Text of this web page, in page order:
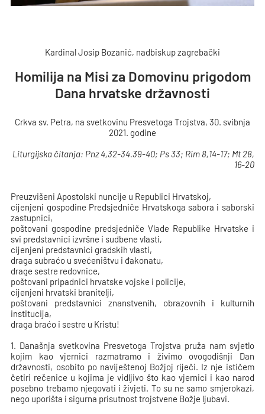
Kardinal Josip Bozanić, nadbiskup zagrebački
Homilija na Misi za Domovinu prigodom
Dana hrvatske državnosti
Crkva sv. Petra, na svetkovinu Presvetoga Trojstva, 30. svibnja
2021. godine
Liturgijska čitanja: Pnz 4,32-34.39-40; Ps 33; Rim 8,14-17; Mt 28,
16-20
Preuzvišeni Apostolski nuncije u Republici Hrvatskoj,
cijenjeni gospodine Predsjedniče Hrvatskoga sabora i saborski
zastupnici,
poštovani gospodine predsjedniče Vlade Republike Hrvatske i
svi predstavnici izvršne i sudbene vlasti,
cijenjeni predstavnici gradskih vlasti,
draga subraćo u svećeništvu i đakonatu,
drage sestre redovnice,
poštovani pripadnici hrvatske vojske i policije,
cijenjeni hrvatski branitelji,
poštovani predstavnici znanstvenih, obrazovnih i kulturnih
institucija,
draga braćo i sestre u Kristu!
1. Današnja svetkovina Presvetoga Trojstva pruža nam svjetlo
kojim kao vjernici razmatramo i živimo ovogodišnji Dan
državnosti, osobito po naviještenoj Božjoj riječi. Iz nje ističem
četiri rečenice u kojima je vidljivo što kao vjernici i kao narod
posebno trebamo njegovati i živjeti. To su ne samo smjerokazi,
nego uporišta i sigurna prisutnost trojstvene Božje ljubavi.